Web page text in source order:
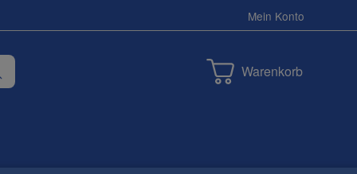
Mein Konto
Warenkorb